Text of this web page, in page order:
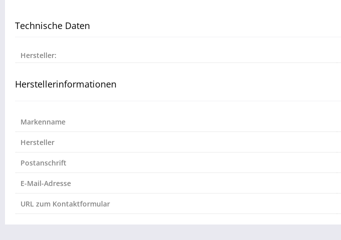
Technische Daten
Hersteller:
Herstellerinformationen
Markenname
Hersteller
Postanschrift
E-Mail-Adresse
URL zum Kontaktformular